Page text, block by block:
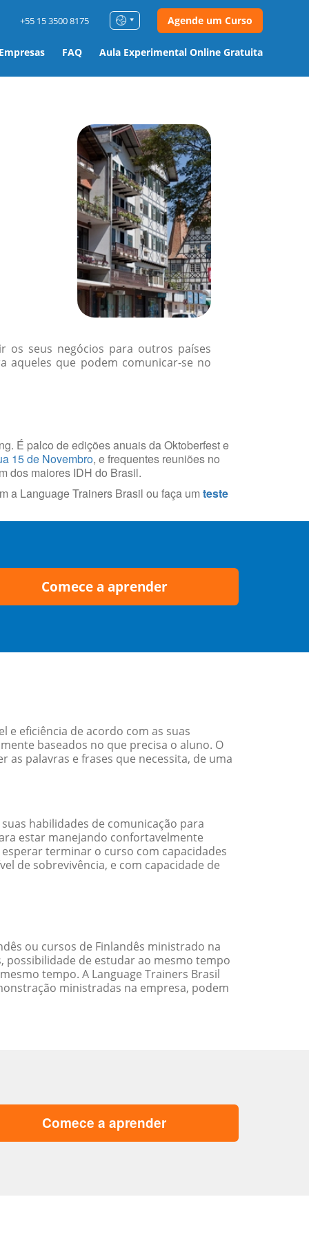
FAQ Aula Experimental Online Gratuita
+55 15 3500 8175 Agende um Curso
os seus negócios para outros países
aqueles que podem comunicar-se no
É palco de edições anuais da Oktoberfest e
15 de Novembro, e frequentes reuniões no
dos maiores IDH do Brasil.
a Language Trainers Brasil ou faça um teste
Comece a aprender
e eficiência de acordo com as suas
baseados no que precisa o aluno. O
as palavras e frases que necessita, de uma
habilidades de comunicação para
estar manejando confortavelmente
terminar o curso com capacidades
de sobrevivência, e com capacidade de
ou cursos de Finlandês ministrado na
possibilidade de estudar ao mesmo tempo
tempo. A Language Trainers Brasil
ministradas na empresa, podem
Comece a aprender